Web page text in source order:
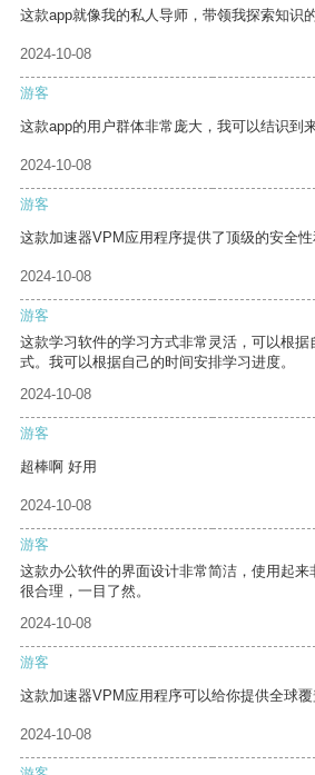
这款app就像我的私人导师，带领我探索知识的
2024-10-08
游客
这款app的用户群体非常庞大，我可以结识到
2024-10-08
游客
这款加速器VPM应用程序提供了顶级的安全性
2024-10-08
游客
这款学习软件的学习方式非常灵活，可以根
式。我可以根据自己的时间安排学习进度。
2024-10-08
游客
超棒啊 好用
2024-10-08
游客
这款办公软件的界面设计非常简洁，使用起
很合理，一目了然。
2024-10-08
游客
这款加速器VPM应用程序可以给你提供全球覆
2024-10-08